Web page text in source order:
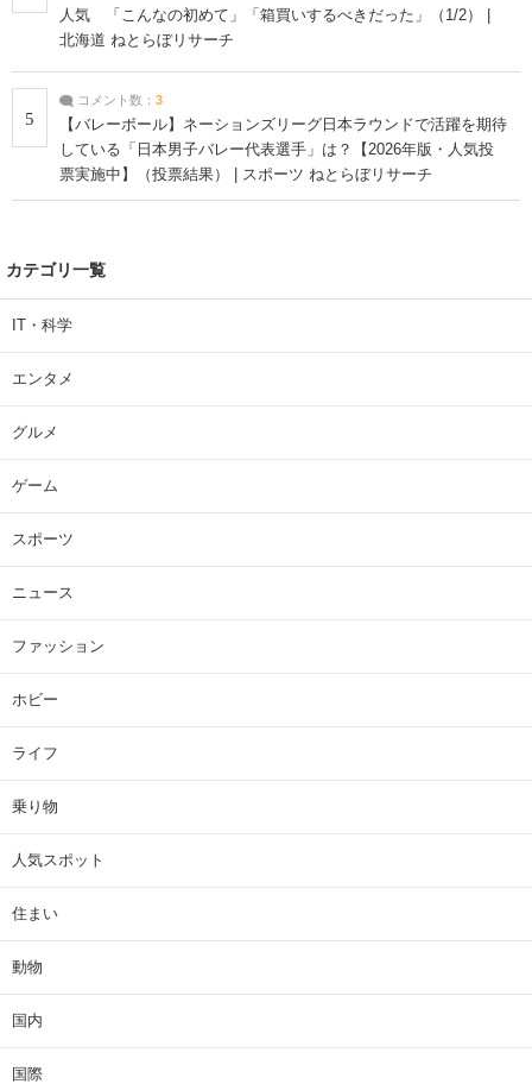
人気 「こんなの初めて」「箱買いするべきだった」（1/2） |
北海道 ねとらぼリサーチ
5
コメント数： 3
【バレーボール】ネーションズリーグ日本ラウンドで活躍を期待
している「日本男子バレー代表選手」は？【2026年版・人気投
票実施中】（投票結果） | スポーツ ねとらぼリサーチ
カテゴリ一覧
IT・科学
エンタメ
グルメ
ゲーム
スポーツ
ニュース
ファッション
ホビー
ライフ
乗り物
人気スポット
住まい
動物
国内
国際